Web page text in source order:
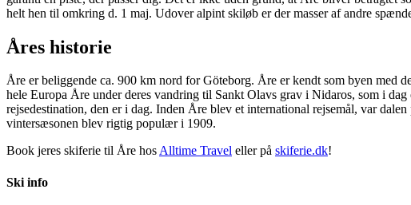
helt hen til omkring d. 1 maj. Udover alpint skiløb er der masser af andre
Åres historie
Åre er beliggende ca. 900 km nord for Göteborg. Åre er kendt som byen med
hele Europa Åre under deres vandring til Sankt Olavs grav i Nidaros, som i
rejsedestination, den er i dag. Inden Åre blev et international rejsemål, var
vintersæsonen blev rigtig populær i 1909.
Book jeres skiferie til Åre hosAlltime Travel eller på skiferie.dk!
Ski info